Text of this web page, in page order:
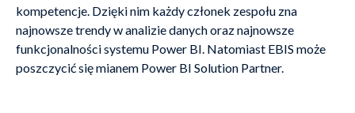
kompetencje. Dzięki nim każdy członek zespołu zna
najnowsze trendy w analizie danych oraz najnowsze
funkcjonalności systemu Power BI. Natomiast EBIS może
poszczycić się mianem Power BI Solution Partner.